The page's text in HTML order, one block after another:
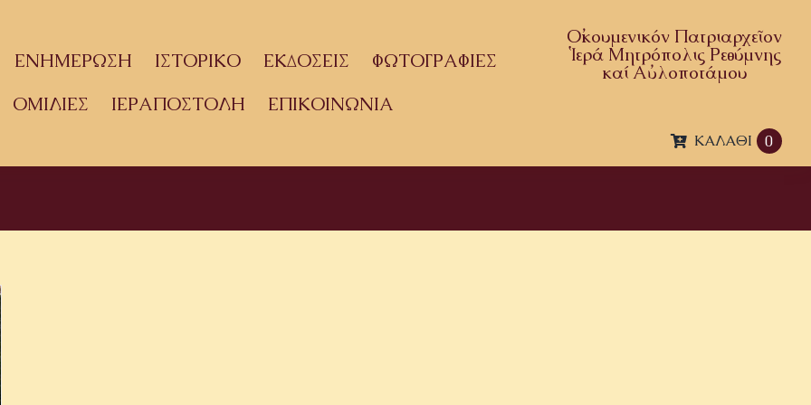
ΕΝΗΜΕΡΩΣΗ ΙΣΤΟΡΙΚΟ ΕΚΔΟΣΕΙΣ
ΦΩΤΟΓΡΑΦΙΕΣ
ΟΜΙΛΙΕΣ ΙΕΡΑΠΟΣΤΟΛΗ ΕΠΙΚΟΙΝΩΝΙΑ
Οἰκουμενικόν Πατριαρχεῖον
Ἱερά Μητρόπολις Ρεθύμνης
καί Αὐλοποτάμου
ΚΑΛΆΘΙ 0